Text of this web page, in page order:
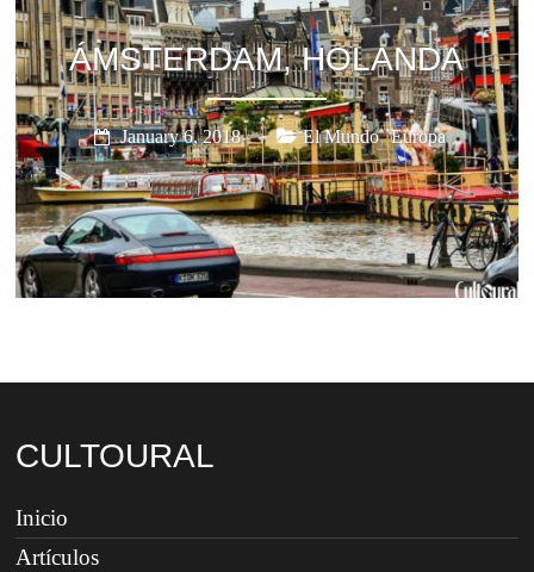
ÁMSTERDAM, HOLANDA
January 6, 2018 El Mundo,Europa
CULTOURAL
Inicio
Artículos